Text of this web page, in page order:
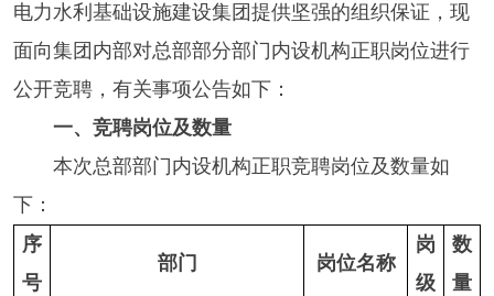
电力水利基础设施建设集团提供坚强的组织保证，现
面向集团内部对总部部分部门内设机构正职岗位进行
公开竞聘，有关事项公告如下：
一、竞聘岗位及数量
本次总部部门内设机构正职竞聘岗位及数量如
下：
序
号
部门 岗位名称
岗
级
数
量